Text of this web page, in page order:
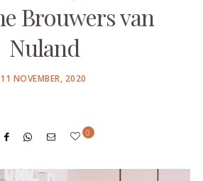
Brouwers van
Nuland
POSTED
11 NOVEMBER, 2020
0